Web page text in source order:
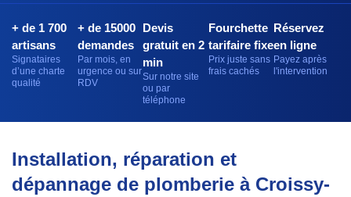
+ de 1 700
artisans
Signataires
d’une charte
qualité
+ de 15000
demandes
Par mois, en
urgence ou sur
RDV
Devis
gratuit en 2
min
Sur notre site
ou par
téléphone
Fourchette
tarifaire fixe
Prix juste sans
frais cachés
Réservez
en ligne
Payez après
l'intervention
Installation, réparation et
dépannage de plomberie à Croissy-